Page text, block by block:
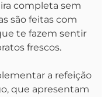
completa sem
são feitas com
te fazem sentir
frescos.
a refeição
que apresentam